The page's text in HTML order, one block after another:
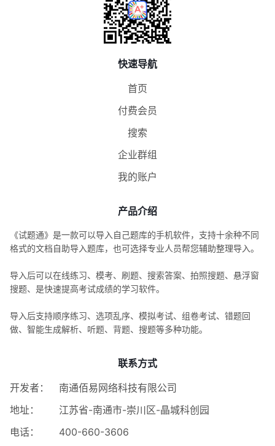
快速导航
首页
付费会员
搜索
企业群组
我的账户
产品介绍
《试题通》是一款可以导入自己题库的手机软件，支持十余种不同
格式的文档自助导入题库，也可选择专业人员帮您辅助整理导入。
导入后可以在线练习、模考、刷题、搜索答案、拍照搜题、悬浮窗
搜题、是快速提高考试成绩的学习软件。
导入后支持顺序练习、选项乱序、模拟考试、组卷考试、错题回
做、智能生成解析、听题、背题、搜题等多种功能。
联系方式
开发者：
南通佰易网络科技有限公司
地址：
江苏省-南通市-崇川区-晶城科创园
电话：
400-660-3606